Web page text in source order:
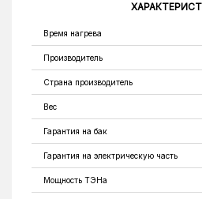
Время нагрева
Производитель
Страна производитель
Вес
Гарантия на бак
Гарантия на электрическую часть
Мощность ТЭНа